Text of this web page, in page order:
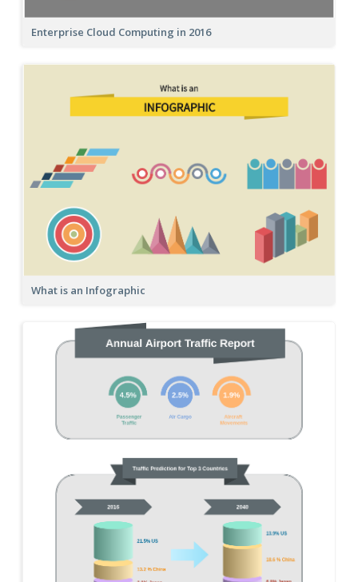
Enterprise Cloud Computing in 2016
What is an Infographic